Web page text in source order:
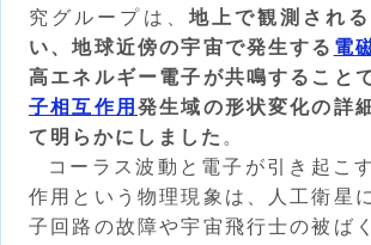
究グループは、 地上で観測され
い、地球近傍の宇宙で発生する 電
高エネルギー電子が共鳴すること
子相互作用 発生域の形状変化の詳
て明らかにしました 。
コーラス波動と電子が引き起こ
作用という物理現象は、人工衛星
子回路の故障や宇宙飛行士の被ば